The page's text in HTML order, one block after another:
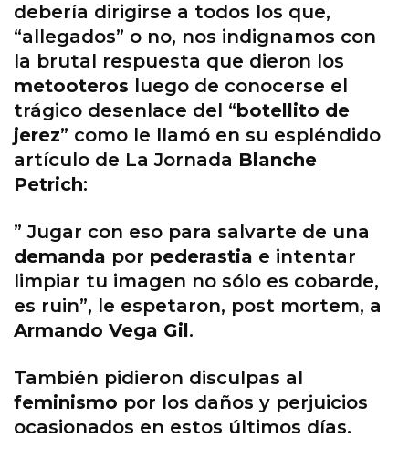
debería dirigirse a todos los que,
“allegados” o no, nos indignamos con
la brutal respuesta que dieron los
metooteros luego de conocerse el
trágico desenlace del “botellito de
jerez” como le llamó en su espléndido
artículo de La Jornada Blanche
Petrich:
” Jugar con eso para salvarte de una
demanda por pederastia e intentar
limpiar tu imagen no sólo es cobarde,
es ruin”, le espetaron, post mortem, a
Armando Vega Gil.
También pidieron disculpas al
feminismo por los daños y perjuicios
ocasionados en estos últimos días.